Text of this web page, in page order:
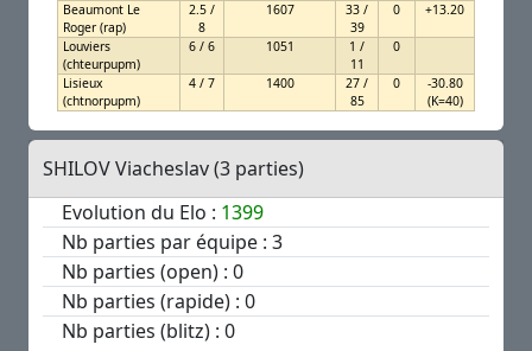
Beaumont Le
Roger (rap)
2.5 /
8
1607
33 /
39
0 +13.20
Louviers
(chteurpupm)
6 / 6 1051
1 /
11
0
Lisieux
(chtnorpupm)
4 / 7 1400
27 /
85
0
-30.80
(K=40)
SHILOV Viacheslav (3 parties)
Evolution du Elo : 1399
Nb parties par équipe : 3
Nb parties (open) : 0
Nb parties (rapide) : 0
Nb parties (blitz) : 0